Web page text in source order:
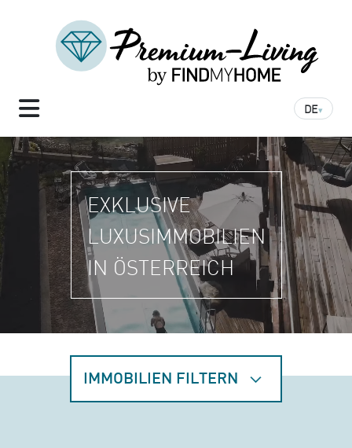
DE▾
EXKLUSIVE
LUXUS­IMMOBILIEN
IN ÖSTERREICH
IMMOBILIEN FILTERN